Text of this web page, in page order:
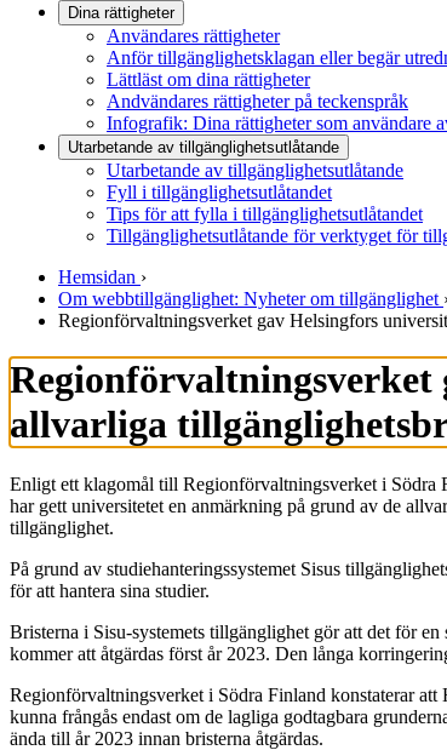
Dina rättigheter
Användares rättigheter
Anför tillgänglighetsklagan eller begär
Lättläst om dina rättigheter
Andvändares rättigheter på teckenspråk
Infografik: Dina rättigheter som användare
Utarbetande av tillgänglighets­utlåtande
Utarbetande av tillgänglighetsutlåtande
Fyll i tillgänglighetsutlåtandet
Tips för att fylla i tillgänglighetsutlåtandet
Tillgänglighetsutlåtande för verktyget för
Hemsidan ›
Om webbtillgänglighet: Nyheter om tillgänglighet
Regionförvaltnings­verket gav Helsingfors
Regionförvaltnings­verket
allvarliga
Enligt ett klagomål till Regionförvaltningsverket i Södra
har gett universitetet en anmärkning på grund av de
tillgänglighet.
På grund av studiehanteringssystemet Sisus
för att hantera sina studier.
Bristerna i Sisu-systemets tillgänglighet gör att det för
kommer att åtgärdas först år 2023. Den långa
Regionförvaltningsverket i Södra Finland konstaterar
kunna frångås endast om de lagliga godtagbara
ända till år 2023 innan bristerna åtgärdas.